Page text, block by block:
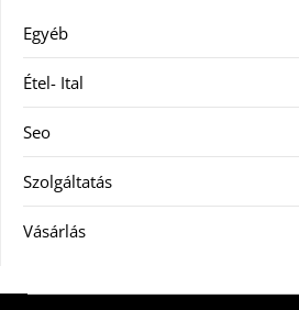
Egyéb
Étel- Ital
Seo
Szolgáltatás
Vásárlás